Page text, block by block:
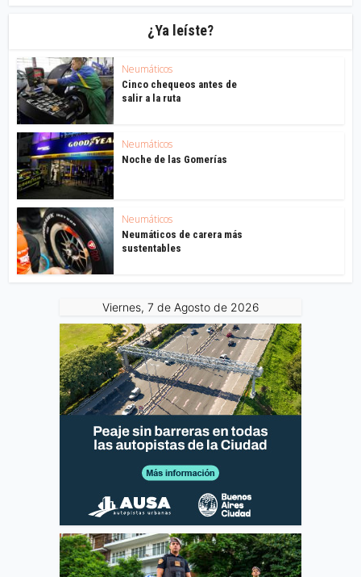
¿Ya leíste?
Neumáticos
Cinco chequeos antes de
salir a la ruta
Neumáticos
Noche de las Gomerías
Neumáticos
Neumáticos de carera más
sustentables
Viernes, 7 de Agosto de 2026